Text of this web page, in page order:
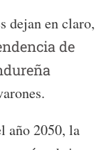
dejan en claro,
de
año 2050, la